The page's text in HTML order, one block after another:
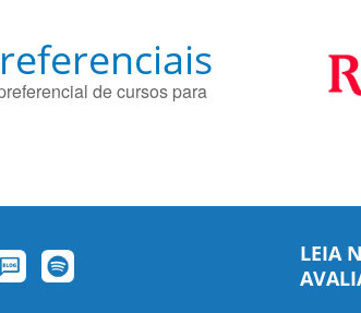
de cursos para
LEIA